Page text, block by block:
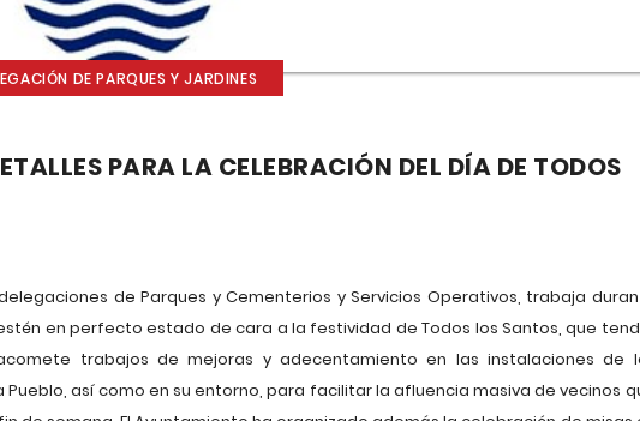
DE PARQUES Y JARDINES
PARA LA CELEBRACIÓN DEL DÍA DE TODOS
de Parques y Cementerios y Servicios Operativos, trabaja
en perfecto estado de cara a la festividad de Todos los Santos, que
trabajos de mejoras y adecentamiento en las instalaciones de
así como en su entorno, para facilitar la afluencia masiva de vecinos